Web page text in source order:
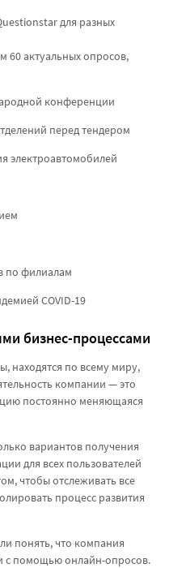
для разных
60 актуальных опросов,
конференции
перед тендером
электроавтомобилей
по филиалам
COVID-19
бизнес-процессами
находятся по всему миру,
компании — это
постоянно меняющаяся
вариантов получения
для всех пользователей
чтобы отслеживать все
процесс развития
понять, что компания
с помощью онлайн-опросов.